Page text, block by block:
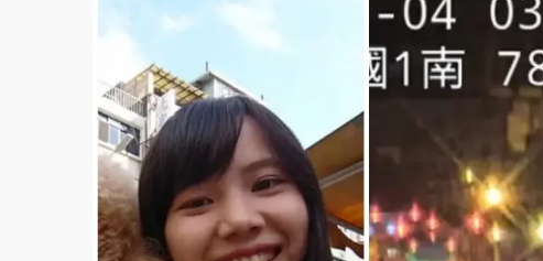
中信慈善基金會想增加董事人數！辜仲諒向法院
故宮《龍藏經》特展第2檔！今線上預約開賣一度
台東農業處長涉圖利渡假村！東檢抗告成功 今重開
父親節泡湯了！中颱白海豚雨彈轟3天 「紅到發紫